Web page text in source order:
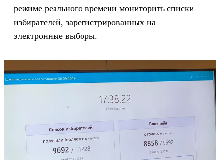
режиме реального времени мониторить списки
избирателей, зарегистрированных на
электронные выборы.